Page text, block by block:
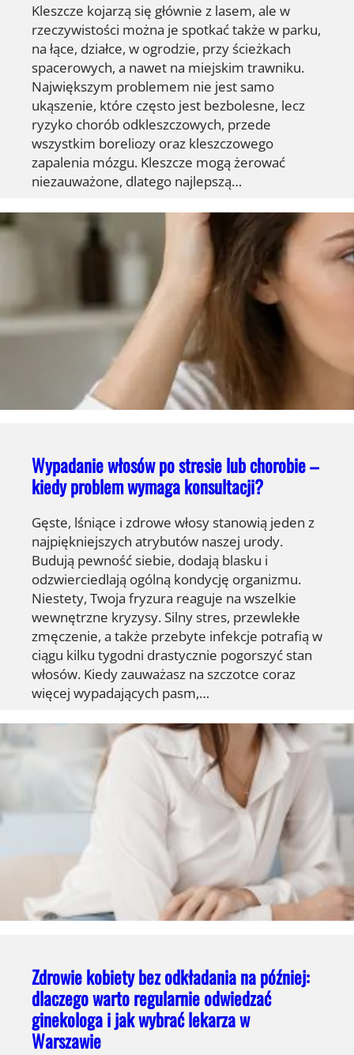
Kleszcze kojarzą się głównie z lasem, ale w
rzeczywistości można je spotkać także w parku,
na łące, działce, w ogrodzie, przy ścieżkach
spacerowych, a nawet na miejskim trawniku.
Największym problemem nie jest samo
ukąszenie, które często jest bezbolesne, lecz
ryzyko chorób odkleszczowych, przede
wszystkim boreliozy oraz kleszczowego
zapalenia mózgu. Kleszcze mogą żerować
niezauważone, dlatego najlepszą…
Wypadanie włosów po stresie lub chorobie –
kiedy problem wymaga konsultacji?
Gęste, lśniące i zdrowe włosy stanowią jeden z
najpiękniejszych atrybutów naszej urody.
Budują pewność siebie, dodają blasku i
odzwierciedlają ogólną kondycję organizmu.
Niestety, Twoja fryzura reaguje na wszelkie
wewnętrzne kryzysy. Silny stres, przewlekłe
zmęczenie, a także przebyte infekcje potrafią w
ciągu kilku tygodni drastycznie pogorszyć stan
włosów. Kiedy zauważasz na szczotce coraz
więcej wypadających pasm,…
Zdrowie kobiety bez odkładania na później:
dlaczego warto regularnie odwiedzać
ginekologa i jak wybrać lekarza w
Warszawie